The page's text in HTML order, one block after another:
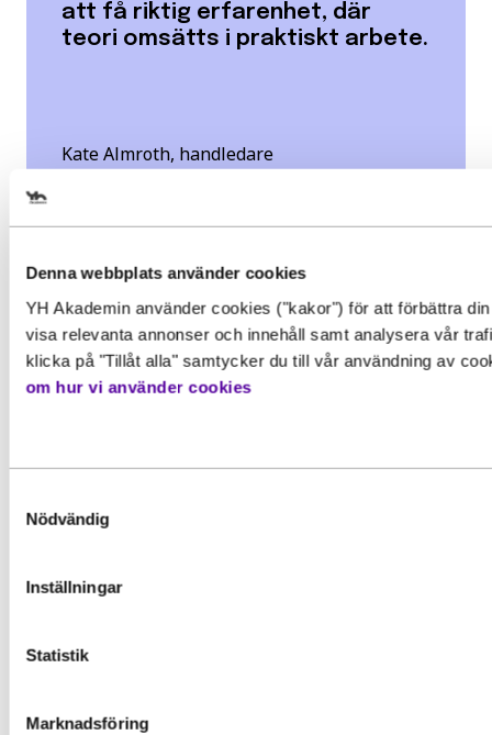
Denna webbplats använder cookies
YH Akademin använder cookies ("kakor") för att förbättra
visa relevanta annonser och innehåll samt analysera vår
klicka på "Tillåt alla" samtycker du till vår användning av
om hur vi använder cookies
Nödvändig
Inställningar
Statistik
Marknadsföring
att få riktig erfarenhet, där
teori omsätts i praktiskt arbete.
Kate Almroth, handledare
Relaterade